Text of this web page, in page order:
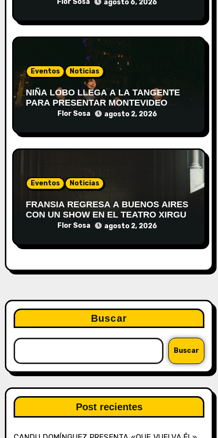
Flor Sosa agosto 6, 2026
Eventos Noticias
NIÑA LOBO LLEGA A LA TANGENTE
PARA PRESENTAR MONTEVIDEO
DESPIERTA
Flor Sosa agosto 2, 2026
Eventos Noticias
FRANSIA REGRESA A BUENOS AIRES
CON UN SHOW EN EL TEATRO XIRGU
Flor Sosa agosto 2, 2026
Buscar
Buscar
Post recientes